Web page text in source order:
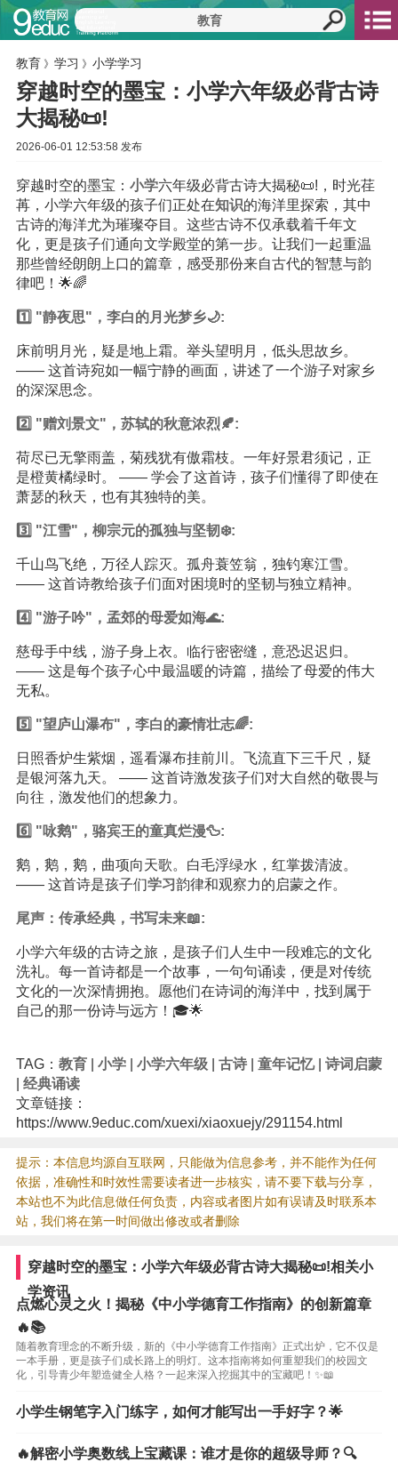
教育 》 学习 》 小学学习
穿越时空的墨宝：小学六年级必背古诗
大揭秘📜!
2026-06-01 12:53:58 发布
穿越时空的墨宝： 小学六年级必背古诗大揭秘📜!，时光荏
苒，小学六年级的孩子们正处在知识的海洋里探索，其中
古诗的海洋尤为璀璨夺目。这些古诗不仅承载着千年文
化，更是孩子们通向文学殿堂的第一步。让我们一起重温
那些曾经朗朗上口的篇章，感受那份来自古代的智慧与韵
律吧！🌟🌈
1️⃣ "静夜思"，李白的月光梦乡🌙:
床前明月光，疑是地上霜。举头望明月，低头思故乡。
—— 这首诗宛如一幅宁静的画面，讲述了一个游子对家乡
的深深思念。
2️⃣ "赠刘景文"，苏轼的秋意浓烈🍂:
荷尽已无擎雨盖，菊残犹有傲霜枝。一年好景君须记，正
是橙黄橘绿时。 —— 学会了这首诗，孩子们懂得了即使在
萧瑟的秋天，也有其独特的美。
3️⃣ "江雪"，柳宗元的孤独与坚韧❄️:
千山鸟飞绝，万径人踪灭。孤舟蓑笠翁，独钓寒江雪。
—— 这首诗教给孩子们面对困境时的坚韧与独立精神。
4️⃣ "游子吟"，孟郊的母爱如海🌊:
慈母手中线，游子身上衣。临行密密缝，意恐迟迟归。
—— 这是每个孩子心中最温暖的诗篇，描绘了母爱的伟大
无私。
5️⃣ "望庐山瀑布"，李白的豪情壮志🌈:
日照香炉生紫烟，遥看瀑布挂前川。飞流直下三千尺，疑
是银河落九天。 —— 这首诗激发孩子们对大自然的敬畏与
向往，激发他们的想象力。
6️⃣ "咏鹅"，骆宾王的童真烂漫🦆:
鹅，鹅，鹅，曲项向天歌。白毛浮绿水，红掌拨清波。
—— 这首诗是孩子们学习韵律和观察力的启蒙之作。
尾声：传承经典，书写未来📖:
小学六年级的古诗之旅，是孩子们人生中一段难忘的文化
洗礼。每一首诗都是一个故事，一句句诵读，便是对传统
文化的一次深情拥抱。愿他们在诗词的海洋中，找到属于
自己的那一份诗与远方！🎓🌟
TAG： 教育| 小学| 小学六年级| 古诗| 童年记忆| 诗词启蒙
经典诵读
文章链接：
https://www.9educ.com/xuexi/xiaoxuejy/291154.html
提示：本信息均源自互联网，只能做为信息参考，并不能作为任何
依据，准确性和时效性需要读者进一步核实，请不要下载与分享，
本站也不为此信息做任何负责，内容或者图片如有误请及时联系本
站，我们将在第一时间做出修改或者删除
穿越时空的墨宝：小学六年级必背古诗大揭秘📜!相关小
学资讯
点燃心灵之火！揭秘《中小学德育工作指南》的创新篇章
🔥📚
随着教育理念的不断升级，新的《中小学德育工作指南》正式出炉，它不仅是
一本手册，更是孩子们成长路上的明灯。这本指南将如何重塑我们的校园文
化，引导青少年塑造健全人格？一起来深入挖掘其中的宝藏吧！✨📖
小学生钢笔字入门练字，如何才能写出一手好字？🌟
🔥解密小学奥数线上宝藏课：谁才是你的超级导师？🔍